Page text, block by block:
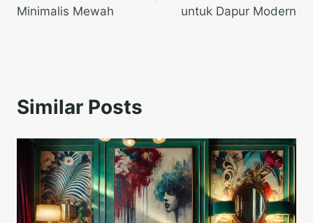
Minimalis Mewah
untuk Dapur Modern
Similar Posts